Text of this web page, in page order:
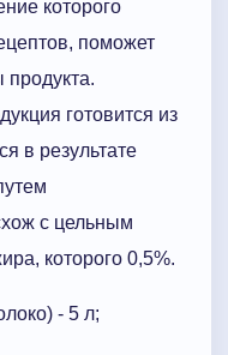
которого
поможет
продукта.
готовится из
в результате
с цельным
которого 0,5%.
- 5 л;